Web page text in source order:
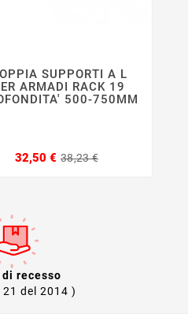
  
SUPPORTI A L
ARMADI RACK 19
500-750MM
32,50 € 38,23 €
recesso
21 del 2014 )